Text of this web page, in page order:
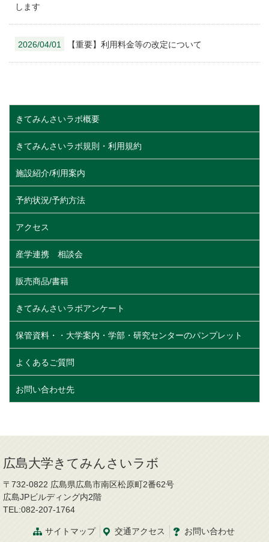
します
2026/04/01 【重要】利用料金等の改定について
きてみんさいラボ概要
きてみんさいラボ規則・利用規約
施設紹介/利用案内
予約状況/予約方法
アクセス
産学連携 相談会
販売商品/書籍
きてみんさいラボアンケート
保管資料・・大学案内・学部・研究センターのパンプレット
よくあるご質問
お問い合わせ先
広島大学きてみんさいラボ
〒732-0822 広島県広島市南区松原町2番62号
広島JPビルディング内2階
TEL:082-207-1764
サイトマップ 交通アクセス お問い合わせ